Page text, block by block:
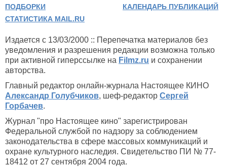
ПОДБОРКИ
КАЛЕНДАРЬ ПУБЛИКАЦИЙ
СТАТИСТИКА MAIL.RU
Издается с 13/03/2000 :: Перепечатка материалов без
уведомления и разрешения редакции возможна только
при активной гиперссылке на Filmz.ru и сохранении
авторства.
Главный редактор онлайн-журнала Настоящее КИНО
Александр Голубчиков, шеф-редактор Сергей
Горбачев.
Журнал "про Настоящее кино" зарегистрирован
Федеральной службой по надзору за соблюдением
законодательства в сфере массовых коммуникаций и
охране культурного наследия. Свидетельство ПИ № 77-
18412 от 27 сентября 2004 года.